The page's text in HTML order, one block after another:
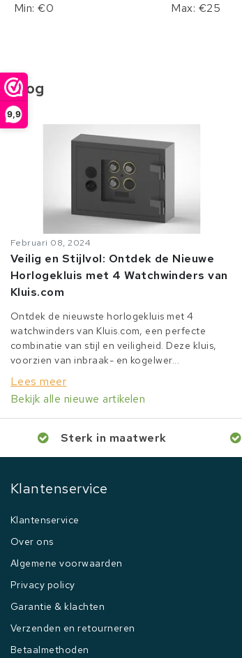
9,9
Min: €0 Max: €25
Blog
Februari 08, 2024
Veilig en Stijlvol: Ontdek de Nieuwe
Horlogekluis met 4 Watchwinders van
Kluis.com
Ontdek de nieuwste horlogekluis met 4
watchwinders van Kluis.com, een perfecte
combinatie van stijl en veiligheid. Deze kluis,
voorzien van inbraak- en kogelwer...
Lees meer
Bekijk alle nieuwe artikelen
Sterk in maatwerk
Klantenservice
Klantenservice
Over ons
Algemene voorwaarden
Privacy policy
Garantie & klachten
Verzenden en retourneren
Betaalmethoden